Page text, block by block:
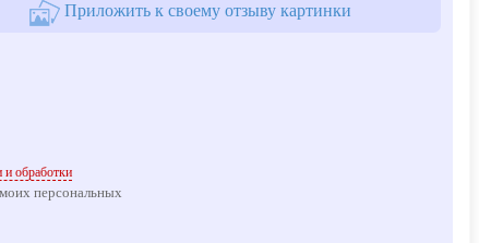
Приложить к своему отзыву картинки
и обработки
персональных